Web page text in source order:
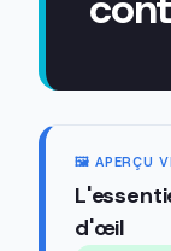
🖼️ APERÇU
d'œil